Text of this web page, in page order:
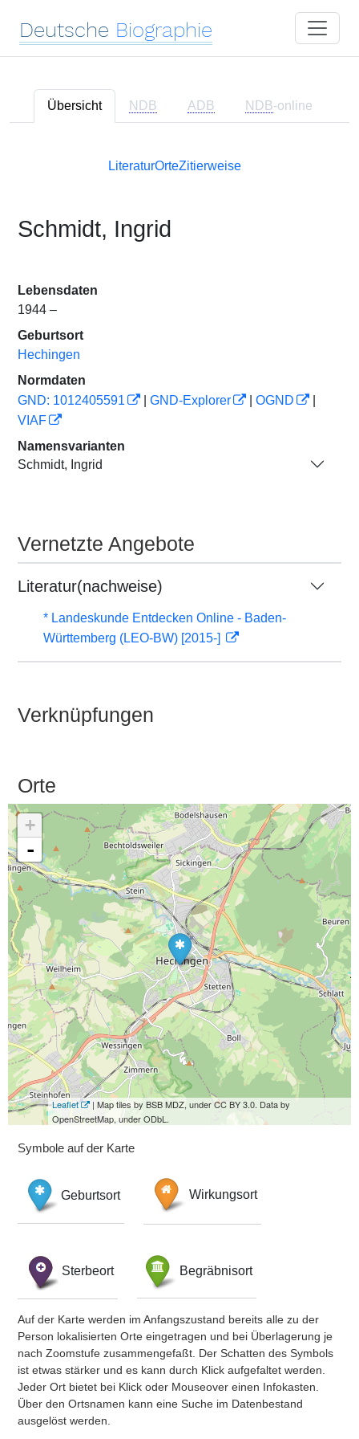
Deutsche Biographie
Übersicht NDB ADB NDB-online
LiteraturOrteZitierweise
Schmidt, Ingrid
Lebensdaten
1944 –
Geburtsort
Hechingen
Normdaten
GND: 1012405591
GND-Explorer OGND
VIAF
Namensvarianten
Schmidt, Ingrid
Vernetzte Angebote
Literatur(nachweise)
* Landeskunde Entdecken Online - Baden-
Württemberg (LEO-BW) [2015-]
Verknüpfungen
Orte
+
-
Leaflet
| Map tiles by BSB MDZ, under CC BY 3.0. Data by
OpenStreetMap, under ODbL.
Symbole auf der Karte
Geburtsort Wirkungsort
Sterbeort Begräbnisort
Auf der Karte werden im Anfangszustand bereits alle zu der
Person lokalisierten Orte eingetragen und bei Überlagerung je
nach Zoomstufe zusammengefaßt. Der Schatten des Symbols
ist etwas stärker und es kann durch Klick aufgefaltet werden.
Jeder Ort bietet bei Klick oder Mouseover einen Infokasten.
Über den Ortsnamen kann eine Suche im Datenbestand
ausgelöst werden.